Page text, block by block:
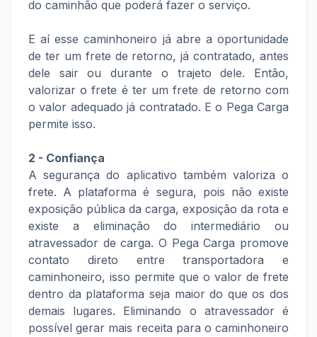
do caminhão que poderá fazer o serviço.
E aí esse caminhoneiro já abre a oportunidade
de ter um frete de retorno, já contratado, antes
dele sair ou durante o trajeto dele. Então,
valorizar o frete é ter um frete de retorno com
o valor adequado já contratado. E o Pega Carga
permite isso.
2 - Confiança
A segurança do aplicativo também valoriza o
frete. A plataforma é segura, pois não existe
exposição pública da carga, exposição da rota e
existe a eliminação do intermediário ou
atravessador de carga. O Pega Carga promove
contato direto entre transportadora e
caminhoneiro, isso permite que o valor de frete
dentro da plataforma seja maior do que os dos
demais lugares. Eliminando o atravessador é
possível gerar mais receita para o caminhoneiro